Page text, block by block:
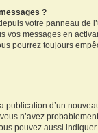
?
votre panneau de
vos messages en
pourrez toujours
publication d’un
n’avez
pouvez aussi